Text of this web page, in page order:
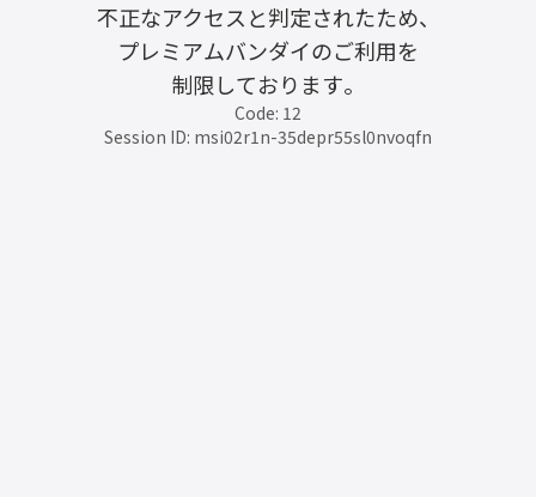
不正なアクセスと判定されたため、
プレミアムバンダイのご利用を
制限しております。
Code: 12
Session ID: msi02r1n-35depr55sl0nvoqfn